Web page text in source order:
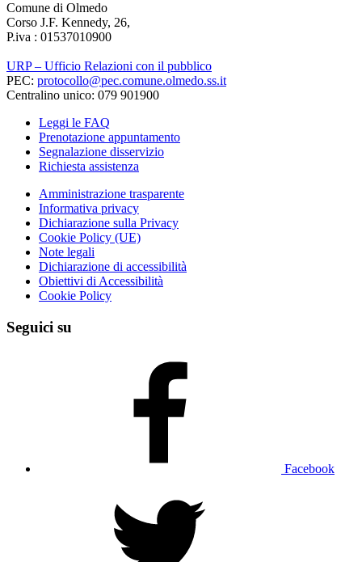
Comune di Olmedo
Corso J.F. Kennedy, 26,
P.iva : 01537010900
URP – Ufficio Relazioni con il pubblico
PEC: protocollo@pec.comune.olmedo.ss.it
Centralino unico: 079 901900
Leggi le FAQ
Prenotazione appuntamento
Segnalazione disservizio
Richiesta assistenza
Amministrazione trasparente
Informativa privacy
Dichiarazione sulla Privacy
Cookie Policy (UE)
Note legali
Dichiarazione di accessibilità
Obiettivi di Accessibilità
Cookie Policy
Seguici su
Facebook